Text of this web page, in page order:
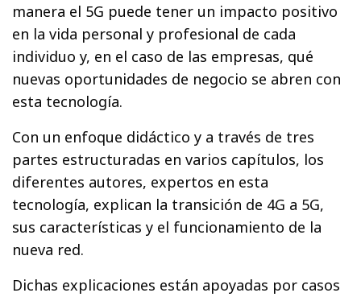
manera el 5G puede tener un impacto positivo
en la vida personal y profesional de cada
individuo y, en el caso de las empresas, qué
nuevas oportunidades de negocio se abren con
esta tecnología.
Con un enfoque didáctico y a través de tres
partes estructuradas en varios capítulos, los
diferentes autores, expertos en esta
tecnología, explican la transición de 4G a 5G,
sus características y el funcionamiento de la
nueva red.
Dichas explicaciones están apoyadas por casos